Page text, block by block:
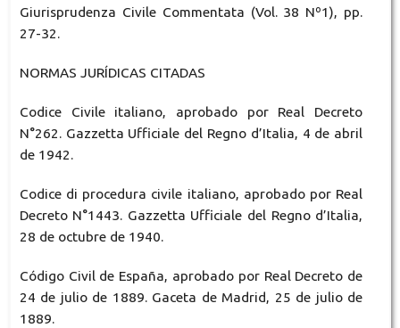
Giurisprudenza Civile Commentata (Vol. 38 Nº1), pp.
27-32.
NORMAS JURÍDICAS CITADAS
Codice Civile italiano, aprobado por Real Decreto
N°262. Gazzetta Ufficiale del Regno d’Italia, 4 de abril
de 1942.
Codice di procedura civile italiano, aprobado por Real
Decreto N°1443. Gazzetta Ufficiale del Regno d’Italia,
28 de octubre de 1940.
Código Civil de España, aprobado por Real Decreto de
24 de julio de 1889. Gaceta de Madrid, 25 de julio de
1889.